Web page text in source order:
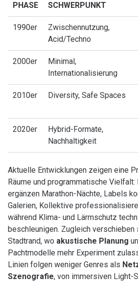
PHASE SCHWERPUNKT
1990er
Zwischennutzung,
Acid/Techno
2000er
Minimal,
Internationalisierung
2010er Diversity, Safe Spaces
2020er
Hybrid-Formate,
Nachhaltigkeit
Aktuelle Entwicklungen zeigen eine
Räume und programmatische
ergänzen Marathon-Nächte, Labels
Galerien, Kollektive
während Klima- und Lärmschutz
beschleunigen. Zugleich verschieben
Stadtrand, wo akustische Planung
Pachtmodelle mehr Experiment
Linien folgen weniger Genres als
Szenografie, von immersiven Light-